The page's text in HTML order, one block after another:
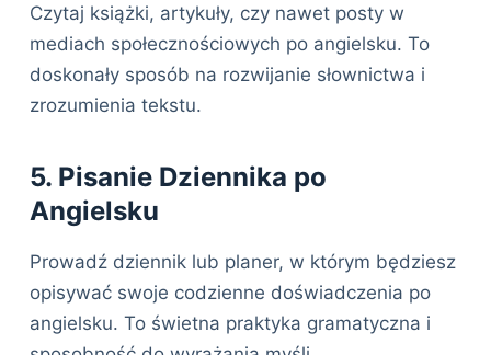
Czytaj książki, artykuły, czy nawet posty w
mediach społecznościowych po angielsku. To
doskonały sposób na rozwijanie słownictwa i
zrozumienia tekstu.
5. Pisanie Dziennika po
Angielsku
Prowadź dziennik lub planer, w którym będziesz
opisywać swoje codzienne doświadczenia po
angielsku. To świetna praktyka gramatyczna i